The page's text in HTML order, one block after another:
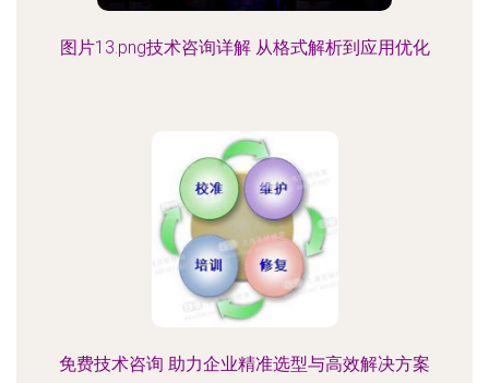
图片13.png技术咨询详解 从格式解析到应用优化
免费技术咨询 助力企业精准选型与高效解决方案